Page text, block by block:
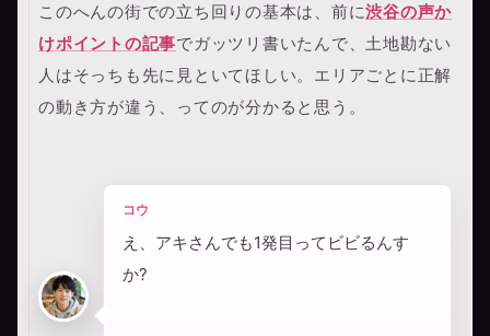
このへんの街での立ち回りの基本は、前に渋谷の声か
けポイントの記事でガッツリ書いたんで、土地勘ない
人はそっちも先に見といてほしい。エリアごとに正解
の動き方が違う、ってのが分かると思う。
コウ
え、アキさんでも1発目ってビビるんす
か?